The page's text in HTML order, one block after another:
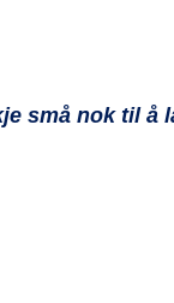
små nok til å